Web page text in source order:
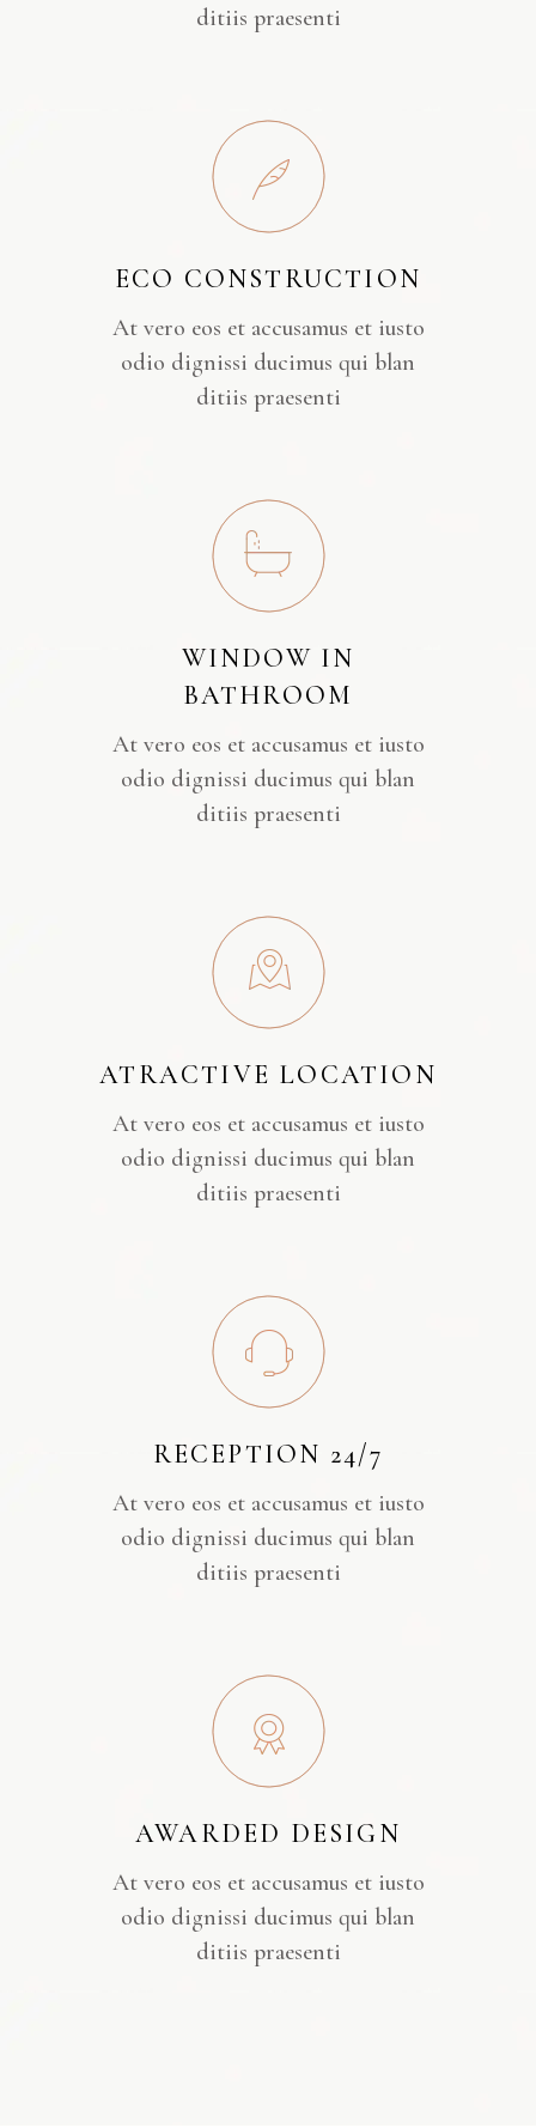
ditiis praesenti
ECO CONSTRUCTION
At vero eos et accusamus et iusto
odio dignissi ducimus qui blan
ditiis praesenti
WINDOW IN
BATHROOM
At vero eos et accusamus et iusto
odio dignissi ducimus qui blan
ditiis praesenti
ATRACTIVE LOCATION
At vero eos et accusamus et iusto
odio dignissi ducimus qui blan
ditiis praesenti
RECEPTION 24/7
At vero eos et accusamus et iusto
odio dignissi ducimus qui blan
ditiis praesenti
AWARDED DESIGN
At vero eos et accusamus et iusto
odio dignissi ducimus qui blan
ditiis praesenti